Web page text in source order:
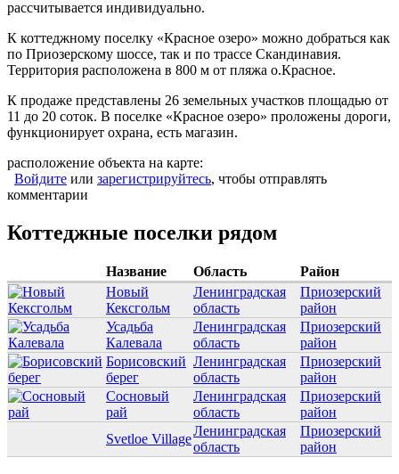
рассчитывается индивидуально.
К коттеджному поселку «Красное озеро» можно добраться как
по Приозерскому шоссе, так и по трассе Скандинавия.
Территория расположена в 800 м от пляжа о.Красное.
К продаже представлены 26 земельных участков площадью от
11 до 20 соток. В поселке «Красное озеро» проложены дороги,
функционирует охрана, есть магазин.
расположение объекта на карте:
Войдите или зарегистрируйтесь, чтобы отправлять
комментарии
Коттеджные поселки рядом
Название Область
Район
Новый
Кексгольм
Ленинградская
область
Приозерский
район
Усадьба
Калевала
Ленинградская
область
Приозерский
район
Борисовский
берег
Ленинградская
область
Приозерский
район
Сосновый
рай
Ленинградская
область
Приозерский
район
Svetloe Village
Ленинградская
область
Приозерский
район